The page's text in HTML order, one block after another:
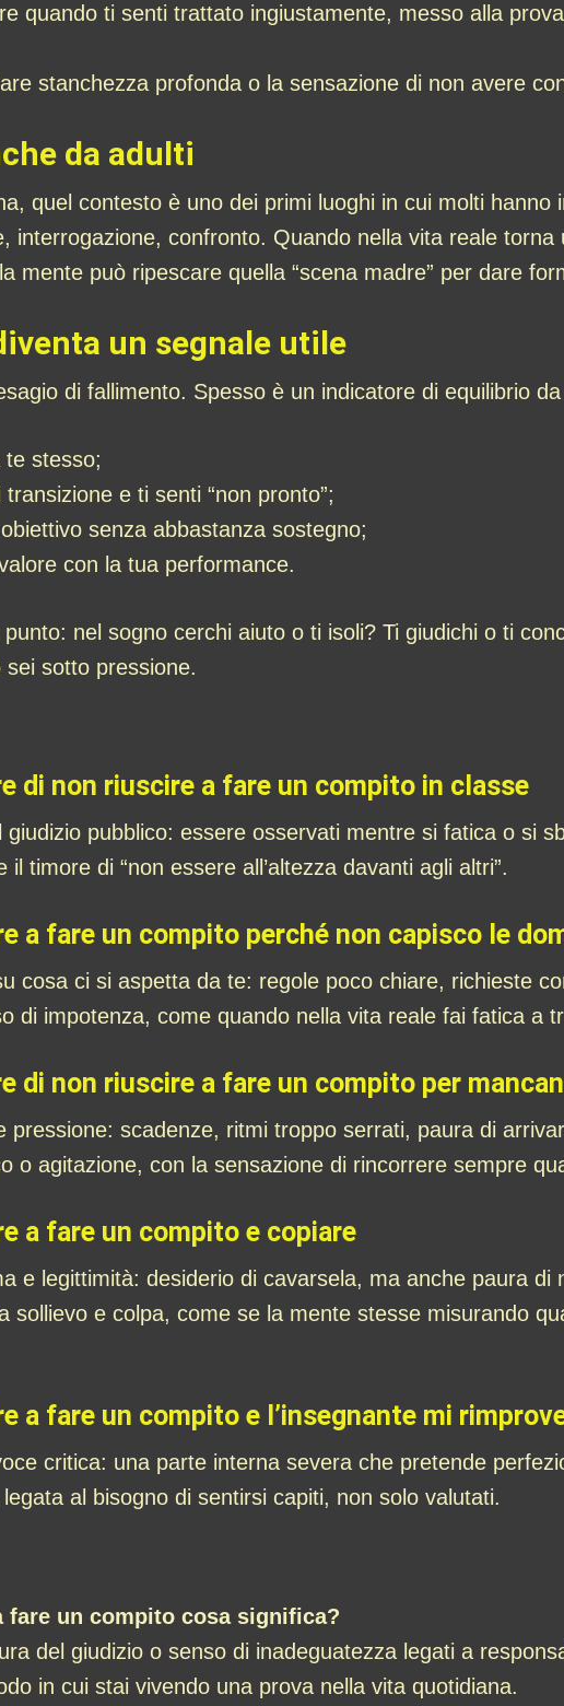
quando ti senti trattato ingiustamente, messo alla
stanchezza profonda o la sensazione di non avere
da adulti
quel contesto è uno dei primi luoghi in cui molti hanno
interrogazione, confronto. Quando nella vita reale torna
mente può ripescare quella “scena madre” per dare
un segnale utile
di fallimento. Spesso è un indicatore di equilibrio
stesso;
e ti senti “non pronto”;
senza abbastanza sostegno;
con la tua performance.
nel sogno cerchi aiuto o ti isoli? Ti giudichi o ti
sotto pressione.
di non riuscire a fare un compito in classe
pubblico: essere osservati mentre si fatica o si
timore di “non essere all’altezza davanti agli altri”.
a fare un compito perché non capisco le
cosa ci si aspetta da te: regole poco chiare, richieste
di impotenza, come quando nella vita reale fai fatica a
di non riuscire a fare un compito per
pressione: scadenze, ritmi troppo serrati, paura di
o agitazione, con la sensazione di rincorrere sempre
a fare un compito e copiare
e legittimità: desiderio di cavarsela, ma anche paura di
sollievo e colpa, come se la mente stesse misurando
a fare un compito e l’insegnante mi
critica: una parte interna severa che pretende
al bisogno di sentirsi capiti, non solo valutati.
fare un compito cosa significa?
del giudizio o senso di inadeguatezza legati a
in cui stai vivendo una prova nella vita quotidiana.